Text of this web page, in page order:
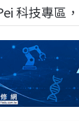
科技專區